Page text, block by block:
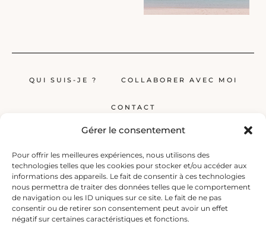
Gérer le consentement
Pour offrir les meilleures expériences, nous utilisons des
technologies telles que les cookies pour stocker et/ou accéder aux
informations des appareils. Le fait de consentir à ces technologies
nous permettra de traiter des données telles que le comportement
de navigation ou les ID uniques sur ce site. Le fait de ne pas
consentir ou de retirer son consentement peut avoir un effet
négatif sur certaines caractéristiques et fonctions.
QUI SUIS-JE ? COLLABORER AVEC MOI
CONTACT
Globerêveur, le blog pour les passionnés de voyage, propose des récits
inspirants, des guides et des conseils pratiques pour planifier vos
prochaines escapades, qu’elles soient lointaines ou à deux pas de chez